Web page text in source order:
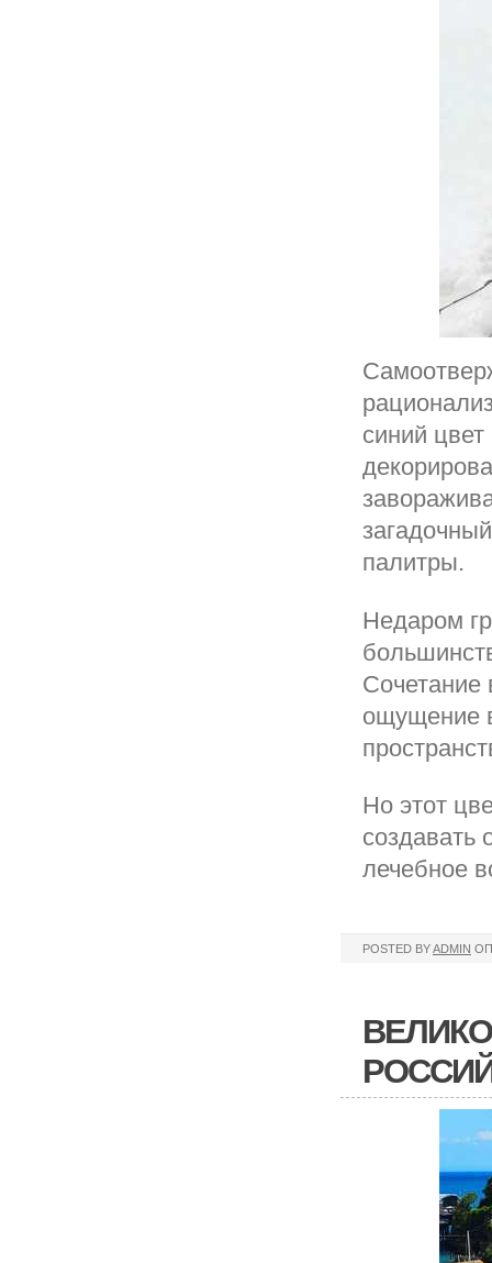
синий
палитры.
Недаром
Сочетание
ощущение
Но этот
создавать
лечебное
POSTED BYADMIN